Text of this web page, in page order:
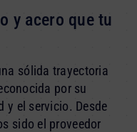
y acero que tu
sólida trayectoria
por su
y el servicio. Desde
sido el proveedor